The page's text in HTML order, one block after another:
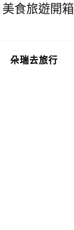
食旅遊開箱
朵瑞去旅行